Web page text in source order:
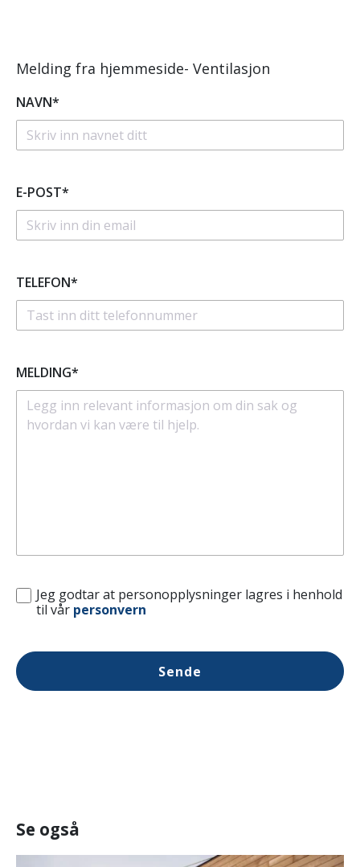
Melding fra hjemmeside- Ventilasjon
NAVN*
E-POST*
TELEFON*
MELDING*
Jeg godtar at personopplysninger lagres i henhold
til vår personvern
Sende
Se også